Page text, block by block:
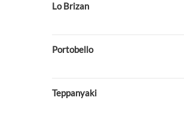
Lo Brizan
Portobello
Teppanyaki